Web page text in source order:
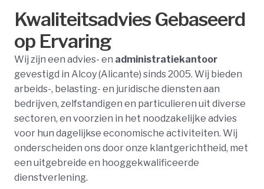
Kwaliteitsadvies Gebaseerd
op Ervaring
Wij zijn een advies- en administratiekantoor
gevestigd in Alcoy (Alicante) sinds 2005. Wij bieden
arbeids-, belasting- en juridische diensten aan
bedrijven, zelfstandigen en particulieren uit diverse
sectoren, en voorzien in het noodzakelijke advies
voor hun dagelijkse economische activiteiten. Wij
onderscheiden ons door onze klantgerichtheid, met
een uitgebreide en hooggekwalificeerde
dienstverlening.